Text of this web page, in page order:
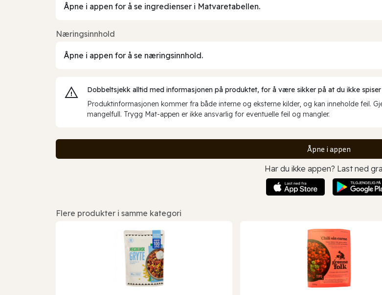
Åpne i appen for å se ingredienser i Matvaretabellen.
Næringsinnhold
Åpne i appen for å se næringsinnhold.
Dobbeltsjekk alltid med informasjonen på produktet, for å være sikker på at du ikke spiser
Produktinformasjonen kommer fra både interne og eksterne kilder, og kan inneholde feil.
mangelfull. Trygg Mat-appen er ikke ansvarlig for eventuelle feil og mangler.
Åpne i appen
Har du ikke appen? Last ned
Flere produkter i samme kategori